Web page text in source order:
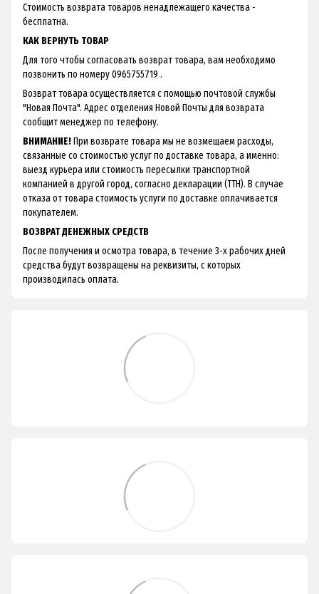
Стоимость возврата товаров ненадлежащего качества -
бесплатна.
КАК ВЕРНУТЬ ТОВАР
Для того чтобы согласовать возврат товара, вам необходимо
позвонить по номеру 0965755719 .
Возврат товара осуществляется с помощью почтовой службы
"Новая Почта". Адрес отделения Новой Почты для возврата
сообщит менеджер по телефону.
ВНИМАНИЕ!При возврате товара мы не возмещаем расходы,
связанные со стоимостью услуг по доставке товара, а именно:
выезд курьера или стоимость пересылки транспортной
компанией в другой город, согласно декларации (ТТН). В случае
отказа от товара стоимость услуги по доставке оплачивается
покупателем.
ВОЗВРАТ ДЕНЕЖНЫХ СРЕДСТВ
После получения и осмотра товара, в течение 3-х рабочих дней
средства будут возвращены на реквизиты, с которых
производилась оплата.